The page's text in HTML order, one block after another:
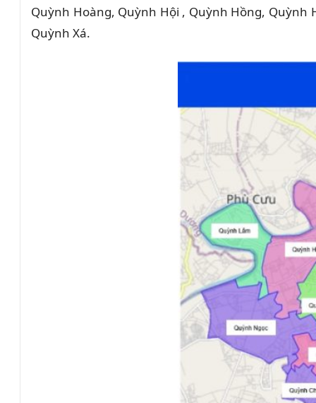
Quỳnh Hoàng, Quỳnh Hội , Quỳnh Hồng,
Quỳnh Xá.